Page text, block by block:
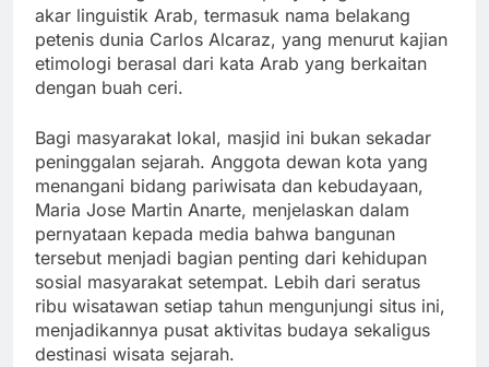
akar linguistik Arab, termasuk nama belakang
petenis dunia Carlos Alcaraz, yang menurut kajian
etimologi berasal dari kata Arab yang berkaitan
dengan buah ceri.
Bagi masyarakat lokal, masjid ini bukan sekadar
peninggalan sejarah. Anggota dewan kota yang
menangani bidang pariwisata dan kebudayaan,
Maria Jose Martin Anarte, menjelaskan dalam
pernyataan kepada media bahwa bangunan
tersebut menjadi bagian penting dari kehidupan
sosial masyarakat setempat. Lebih dari seratus
ribu wisatawan setiap tahun mengunjungi situs ini,
menjadikannya pusat aktivitas budaya sekaligus
destinasi wisata sejarah.